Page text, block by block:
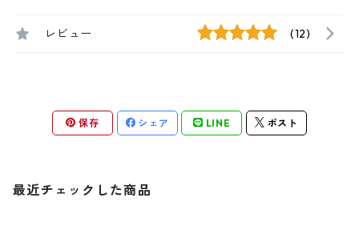
レビュー (12)
保存 シェア LINE ポスト
最近チェックした商品